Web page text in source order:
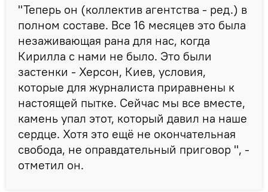
"Теперь он (коллектив агентства - ред.) в
полном составе. Все 16 месяцев это была
незаживающая рана для нас, когда
Кирилла с нами не было. Это были
застенки - Херсон, Киев, условия,
которые для журналиста приравнены к
настоящей пытке. Сейчас мы все вместе,
камень упал этот, который давил на наше
сердце. Хотя это ещё не окончательная
свобода, не оправдательный приговор ", -
отметил он.